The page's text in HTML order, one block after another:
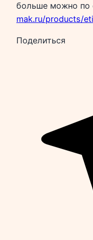
больше можно по
mak.ru/products/
Поделиться